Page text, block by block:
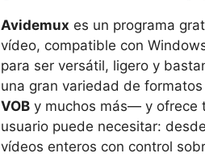
Avidemux es un programa
vídeo, compatible con
para ser versátil, ligero y
una gran variedad de
VOB y muchos más— y ofrece
usuario puede necesitar:
vídeos enteros con control